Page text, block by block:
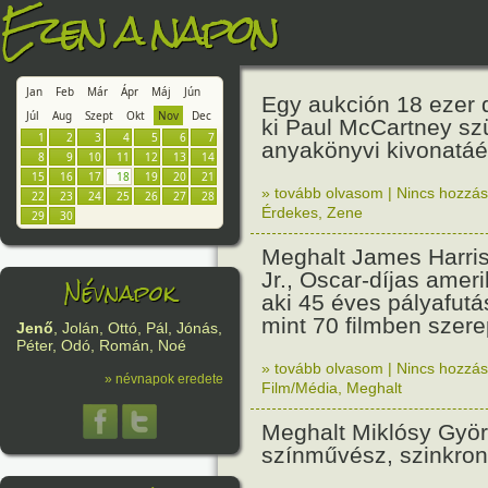
Ezen a napon
Jan Feb Már Ápr Máj
Jún
Júl
Aug Szept Okt Nov
Dec
1
2 3 4 5 6
7
8
9 10 11 12 13
14
15
16 17 18 19 20
21
22
23 24 25 26 27
28
29
30
Névnapok
Jenő, Jolán, Ottó, Pál, Jónás,
Péter, Odó, Román, Noé
» névnapok eredete
Egy aukción 18 ezer
ki Paul McCartney
anyakönyvi
» tovább olvasom | Nincs
Érdekes Zene
Meghalt James
Jr., Oscar-díjas
aki 45 éves
mint 70 filmben
» tovább olvasom | Nincs
Film/Média
Meghalt
Meghalt Miklósy
színművész,